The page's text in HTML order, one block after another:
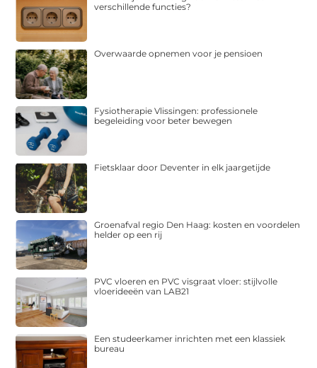
verschillende functies?
Overwaarde opnemen voor je pensioen
Fysiotherapie Vlissingen: professionele
begeleiding voor beter bewegen
Fietsklaar door Deventer in elk jaargetijde
Groenafval regio Den Haag: kosten en voordelen
helder op een rij
PVC vloeren en PVC visgraat vloer: stijlvolle
vloerideeën van LAB21
Een studeerkamer inrichten met een klassiek
bureau